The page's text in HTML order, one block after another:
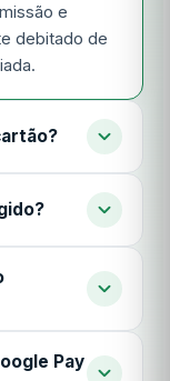
e
debitado de
Pay